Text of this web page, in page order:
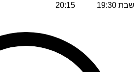
שבת 19:30
20:15